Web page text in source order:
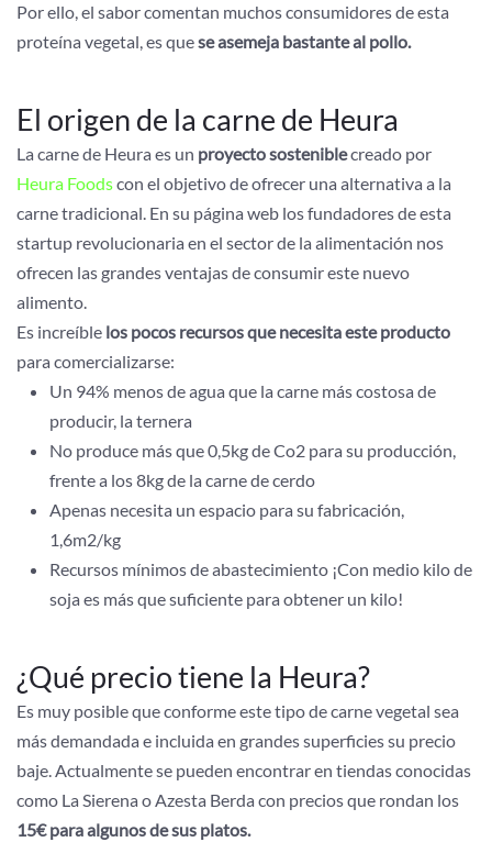
Por ello, el sabor comentan muchos consumidores de esta
proteína vegetal, es quese asemeja bastante al pollo.
El origen de la carne de Heura
La carne de Heura es un proyecto sosteniblecreado por
Heura Foodscon el objetivo de ofrecer una alternativa a la
carne tradicional. En su página web los fundadores de esta
startup revolucionaria en el sector de la alimentación nos
ofrecen las grandes ventajas de consumir este nuevo
alimento.
Es increíble los pocos recursos que necesita este producto
para comercializarse:
Un 94% menos de agua que la carne más costosa de
producir, la ternera
No produce más que 0,5kg de Co2 para su producción,
frente a los 8kg de la carne de cerdo
Apenas necesita un espacio para su fabricación,
1,6m2/kg
Recursos mínimos de abastecimiento ¡Con medio kilo de
soja es más que suficiente para obtener un kilo!
¿Qué precio tiene la Heura?
Es muy posible que conforme este tipo de carne vegetal sea
más demandada e incluida en grandes superficies su precio
baje. Actualmente se pueden encontrar en tiendas conocidas
como La Sierena o Azesta Berda con precios que rondan los
15€ para algunos de sus platos.